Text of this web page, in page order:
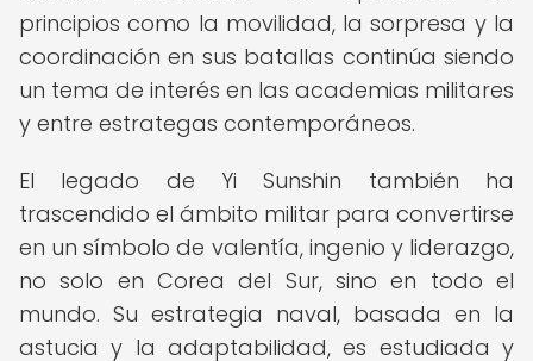
principios como la movilidad, la sorpresa y la
coordinación en sus batallas continúa siendo
un tema de interés en las academias militares
y entre estrategas contemporáneos.
El legado de Yi Sunshin también ha
trascendido el ámbito militar para convertirse
en un símbolo de valentía, ingenio y liderazgo,
no solo en Corea del Sur, sino en todo el
mundo. Su estrategia naval, basada en la
astucia y la adaptabilidad, es estudiada y